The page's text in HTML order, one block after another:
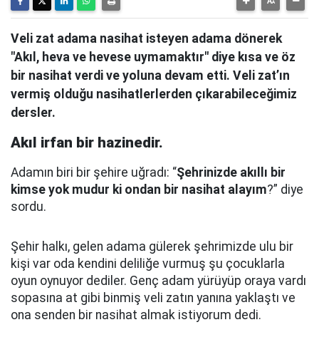
Veli zat adama nasihat isteyen adama dönerek
"Akıl, heva ve hevese uymamaktır" diye kısa ve öz
bir nasihat verdi ve yoluna devam etti. Veli zat’ın
vermiş olduğu nasihatlerlerden çıkarabileceğimiz
dersler.
Akıl irfan bir hazinedir.
Adamın biri bir şehire uğradı: “Şehrinizde akıllı bir
kimse yok mudur ki ondan bir nasihat alayım?” diye
sordu.
Şehir halkı, gelen adama gülerek şehrimizde ulu bir
kişi var oda kendini deliliğe vurmuş şu çocuklarla
oyun oynuyor dediler. Genç adam yürüyüp oraya vardı
sopasına at gibi binmiş veli zatın yanına yaklaştı ve
ona senden bir nasihat almak istiyorum dedi.